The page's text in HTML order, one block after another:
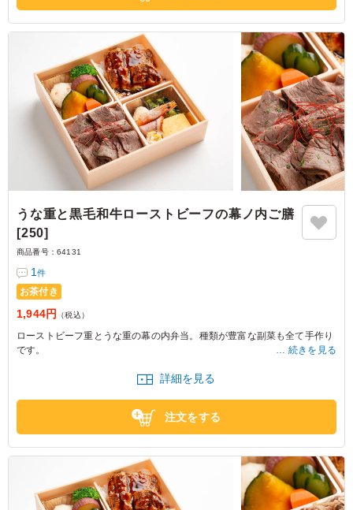
うな重と黒毛和牛ローストビーフの幕ノ内ご膳
[250]
商品番号： 64131
1件
お茶付き
1,944円 （税込）
ローストビーフ重とうな重の幕の内弁当。種類が豊富な副菜も全て手作り
です。
続きを見る
詳細を見る
注文をする